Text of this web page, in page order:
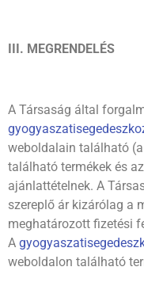
III. MEGRENDELÉS
A Társaság által
weboldalain található
található termékek és
ajánlattételnek. A
szereplő ár kizárólag a
meghatározott fizetési
A
weboldalon található